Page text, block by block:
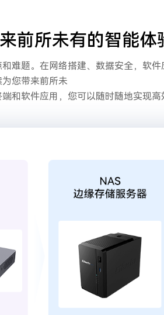
前所未有的智能体
难题。在网络搭建、数据安全，软
您带来前所未
和软件应用，您可以随时随地实现高